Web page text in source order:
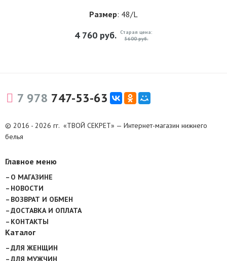
Размер: 48/L
4 760 руб. Старая цена:
5600 руб.
7 978 747-53-63
© 2016 - 2026 гг. «ТВОЙ СЕКРЕТ» — Интернет-магазин нижнего
белья
Главное меню
О МАГАЗИНЕ
НОВОСТИ
ВОЗВРАТ И ОБМЕН
ДОСТАВКА И ОПЛАТА
КОНТАКТЫ
Каталог
ДЛЯ ЖЕНЩИН
ДЛЯ МУЖЧИН